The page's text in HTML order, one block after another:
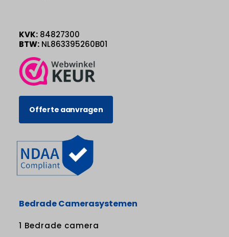
KVK: 84827300
BTW: NL863395260B01
Offerte aanvragen
Bedrade Camerasystemen
1 Bedrade camera